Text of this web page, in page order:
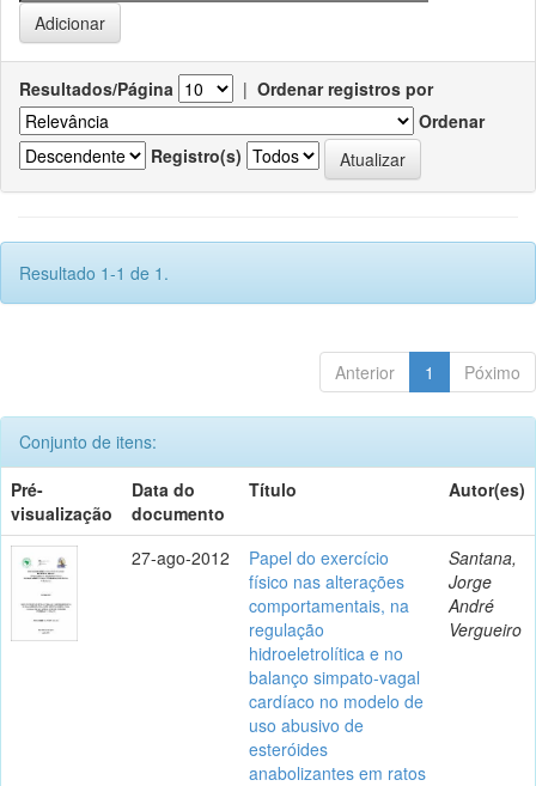
Resultados/Página | Ordenar registros por
Ordenar
Registro(s)
Resultado 1-1 de 1.
Anterior 1 Póximo
Conjunto de itens:
Pré-
visualização
Data do
documento
Título Autor(es)
27-ago-2012
Papel do exercício
físico nas alterações
comportamentais, na
regulação
hidroeletrolítica e no
balanço simpato-vagal
cardíaco no modelo de
uso abusivo de
esteróides
anabolizantes em ratos
Santana,
Jorge
André
Vergueiro